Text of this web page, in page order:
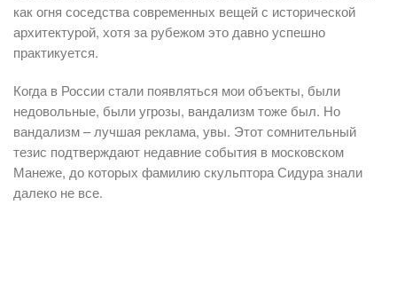
как огня соседства современных вещей с исторической
архитектурой, хотя за рубежом это давно успешно
практикуется.
Когда в России стали появляться мои объекты, были
недовольные, были угрозы, вандализм тоже был. Но
вандализм – лучшая реклама, увы. Этот сомнительный
тезис подтверждают недавние события в московском
Манеже, до которых фамилию скульптора Сидура знали
далеко не все.